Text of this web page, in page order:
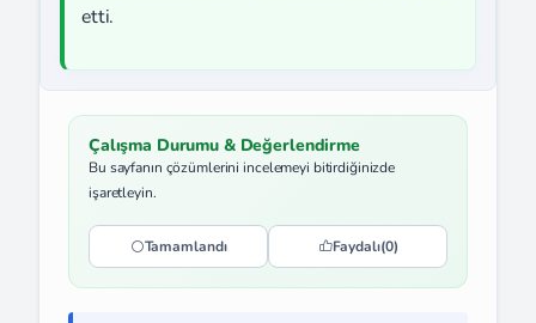
etti.
Çalışma Durumu & Değerlendirme
Bu sayfanın çözümlerini incelemeyi bitirdiğinizde
işaretleyin.
Tamamlandı Faydalı(0)